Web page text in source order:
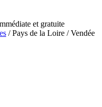
et gratuite
/ Pays de la Loire / Vendée